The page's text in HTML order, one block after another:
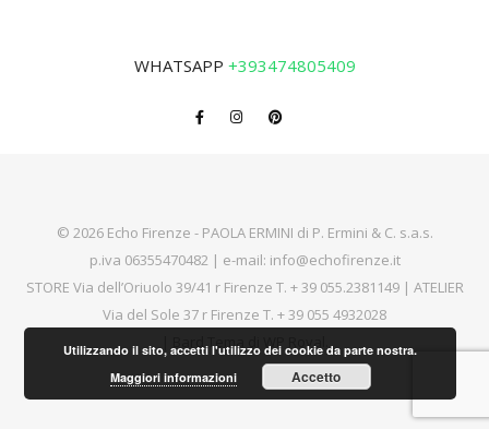
WHATSAPP +393474805409
© 2026 Echo Firenze - PAOLA ERMINI di P. Ermini & C. s.a.s.
p.iva 06355470482 | e-mail: info@echofirenze.it
STORE Via dell’Oriuolo 39/41 r Firenze T. + 39 055.2381149| ATELIER
Via del Sole 37 r Firenze T. + 39 055 4932028
Bard Tema di WP Royal
Utilizzando il sito, accetti l'utilizzo dei cookie da parte nostra.
Maggiori informazioni
Accetto